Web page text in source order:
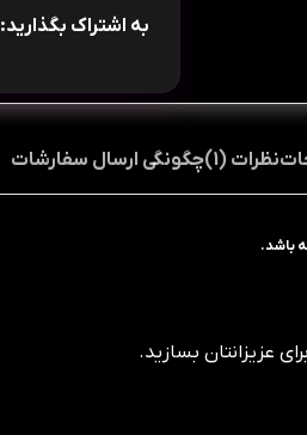
به اشتراک بگذارید:
نظرات (1) چگونگی ارسال سفارشات
باشد.
عزیزانتان بسازید.